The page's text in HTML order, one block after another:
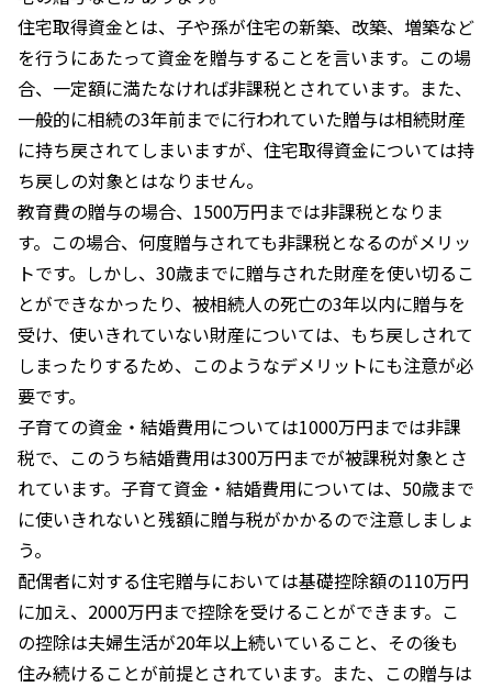
住宅取得資金とは、子や孫が住宅の新築、改築、増築など
を行うにあたって資金を贈与することを言います。この場
合、一定額に満たなければ非課税とされています。また、
一般的に相続の3年前までに行われていた贈与は相続財産
に持ち戻されてしまいますが、住宅取得資金については持
ち戻しの対象とはなりません。
教育費の贈与の場合、1500万円までは非課税となりま
す。この場合、何度贈与されても非課税となるのがメリッ
トです。しかし、30歳までに贈与された財産を使い切るこ
とができなかったり、被相続人の死亡の3年以内に贈与を
受け、使いきれていない財産については、もち戻しされて
しまったりするため、このようなデメリットにも注意が必
要です。
子育ての資金・結婚費用については1000万円までは非課
税で、このうち結婚費用は300万円までが被課税対象とさ
れています。子育て資金・結婚費用については、50歳まで
に使いきれないと残額に贈与税がかかるので注意しましょ
う。
配偶者に対する住宅贈与においては基礎控除額の110万円
に加え、2000万円まで控除を受けることができます。こ
の控除は夫婦生活が20年以上続いていること、その後も
住み続けることが前提とされています。また、この贈与は